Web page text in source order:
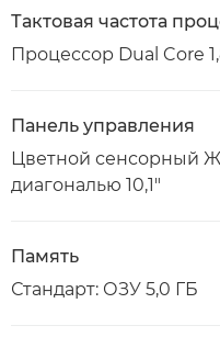
Тактовая частота
Процессор Dual Core
Панель управления
Цветной сенсорный
диагональю 10,1"
Память
Стандарт: ОЗУ 5,0 ГБ